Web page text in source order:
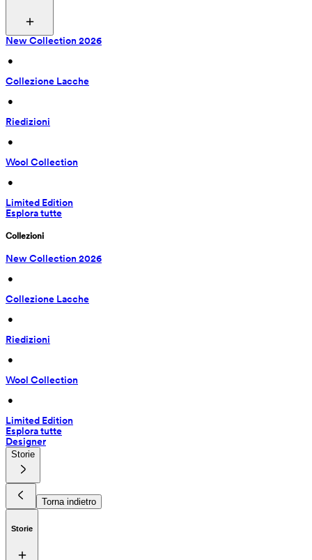
New Collection 2026
•
Collezione Lacche
•
Riedizioni
•
Wool Collection
•
Limited Edition
Esplora tutte
Collezioni
New Collection 2026
•
Collezione Lacche
•
Riedizioni
•
Wool Collection
•
Limited Edition
Esplora tutte
Designer
Storie
Torna indietro
Storie